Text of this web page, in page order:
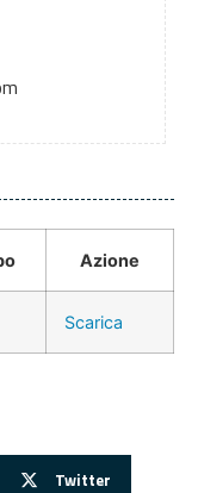
Azione
Scarica
Twitter